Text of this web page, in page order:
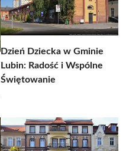
Dzień Dziecka w Gminie
Lubin: Radość i Wspólne
Świętowanie